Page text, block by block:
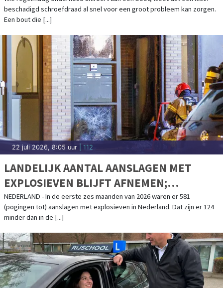
beschadigd schroefdraad al snel voor een groot probleem kan zorgen.
Een bout die [...]
22 juli 2026, 8:05 uur | 112
LANDELIJK AANTAL AANSLAGEN MET
EXPLOSIEVEN BLIJFT AFNEMEN;
AANSLAGENPROBLEMATIEK BLIJFT
ERNSTIG
NEDERLAND - In de eerste zes maanden van 2026 waren er 581
(pogingen tot) aanslagen met explosieven in Nederland. Dat zijn er 124
minder dan in de [...]